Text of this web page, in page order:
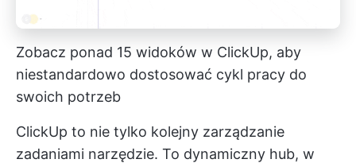
Zobacz ponad 15 widoków w ClickUp, aby
niestandardowo dostosować cykl pracy do
swoich potrzeb
ClickUp to nie tylko kolejny zarządzanie
zadaniami narzędzie. To dynamiczny hub, w